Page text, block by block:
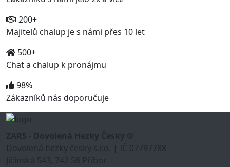
200+
Majitelů chalup je s námi přes 10 let
500+
Chat a chalup k pronájmu
98%
Zákazníků nás doporučuje
ZARS - Dovolená Hezky Česky ®
Dovolená hezky česky s.r.o. | IČ 07797788
Jičínská 543, 742 58 Příbor